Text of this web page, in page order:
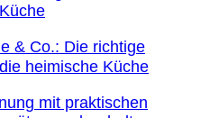
& Co.: Die richtige
heimische Küche